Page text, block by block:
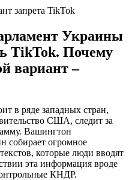
запрета TikTok
Украины
TikTok. Почему
вариант –
в ряде западных стран,
США, следит за
Вашингтон
собирает огромное
которые люди вводят
эта информация вроде
КНДР.